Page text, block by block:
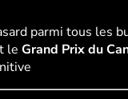
parmi tous les
le Grand Prix du